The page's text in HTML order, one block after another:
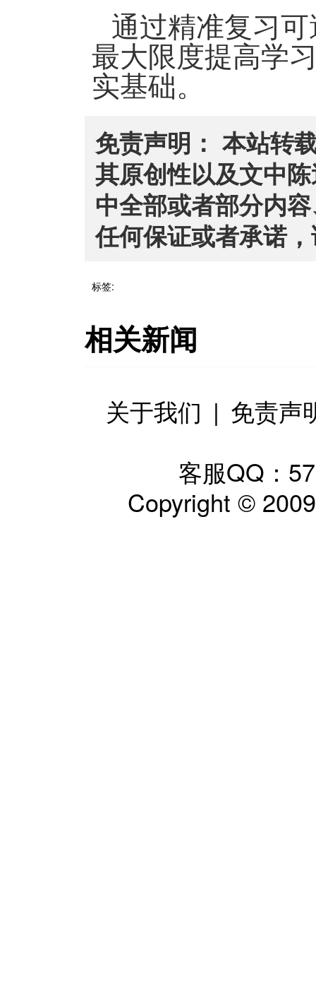
通过精准复习
最大限度提高学
实基础。
免责声明： 本站转
其原创性以及文中
中全部或者部分内
任何保证或者承诺
标签:
相关新闻
关于我们 | 免责声
客服QQ：
Copyright ©